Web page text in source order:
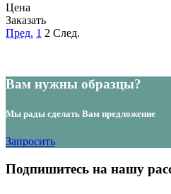
Цена
Заказать
Пред. 1 2 След.
Вам нужны образцы?
Мы рады сделать Вам предложение
Запросить
Подпишитесь на нашу